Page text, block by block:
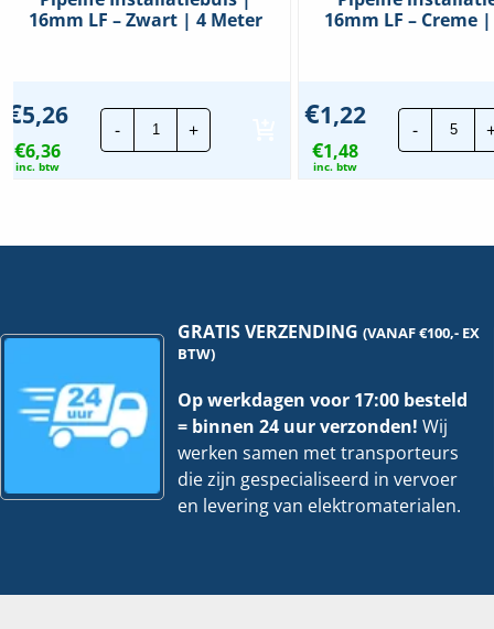
16mm LF – Zwart | 4 Meter
€5,26
€6,36
inc. btw
-
Pipelife
Installatiebuis
|
+
16mm LF – Creme
€1,22
€1,48
inc. btw
-
|
GRATIS VERZENDING(VANAF €100,- EX
BTW)
Op werkdagen voor 17:00 besteld
= binnen 24 uur verzonden! Wij
werken samen met transporteurs
die zijn gespecialiseerd in vervoer
en levering van elektromaterialen.